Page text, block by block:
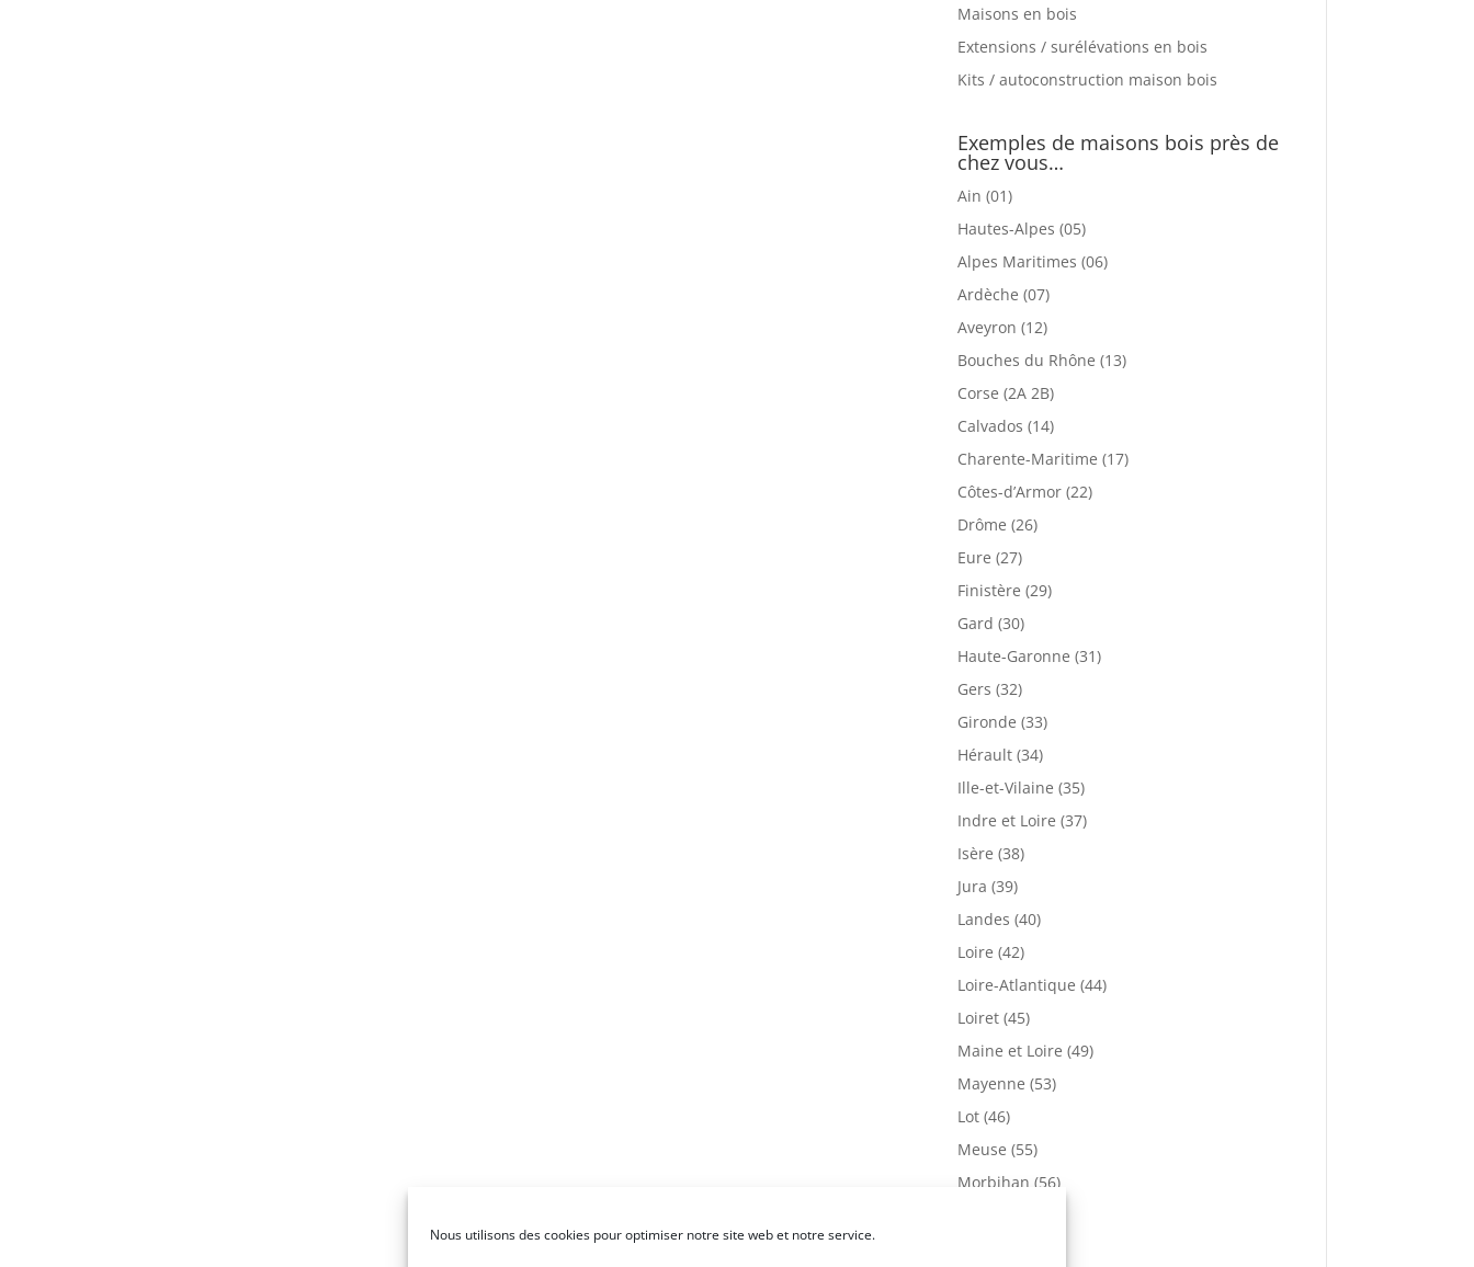
Nous utilisons des cookies pour optimiser notre site web et notre service.
Maisons en bois
Extensions / surélévations en bois
Kits / autoconstruction maison bois
Exemples de maisons bois près de
chez vous…
Ain (01)
Hautes-Alpes (05)
Alpes Maritimes (06)
Ardèche (07)
Aveyron (12)
Bouches du Rhône (13)
Corse (2A 2B)
Calvados (14)
Charente-Maritime (17)
Côtes-d’Armor (22)
Drôme (26)
Eure (27)
Finistère (29)
Gard (30)
Haute-Garonne (31)
Gers (32)
Gironde (33)
Hérault (34)
Ille-et-Vilaine (35)
Indre et Loire (37)
Isère (38)
Jura (39)
Landes (40)
Loire (42)
Loire-Atlantique (44)
Loiret (45)
Maine et Loire (49)
Mayenne (53)
Lot (46)
Meuse (55)
Morbihan (56)